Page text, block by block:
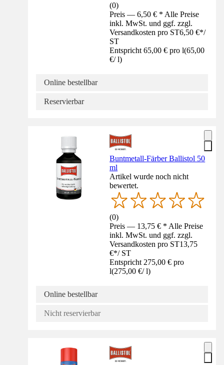
(0)
Preis — 6,50 € * Alle Preise
inkl. MwSt. und ggf. zzgl.
Versandkosten pro ST6,50 €*/
ST
Entspricht 65,00 € pro l(65,00
€/ l)
Online bestellbar
Reservierbar
Buntmetall-Färber Ballistol 50
ml
Artikel wurde noch nicht
bewertet.
(0)
Preis — 13,75 € * Alle Preise
inkl. MwSt. und ggf. zzgl.
Versandkosten pro ST13,75
€*/ ST
Entspricht 275,00 € pro
l(275,00 €/ l)
Online bestellbar
Nicht reservierbar